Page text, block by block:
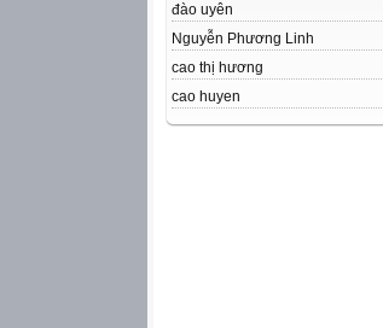
đào uyên
Nguyễn Phương Linh
cao thị hương
cao huyen